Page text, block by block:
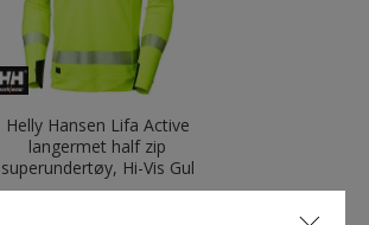
Helly Hansen Lifa Active
langermet half zip
superundertøy, Hi-Vis Gul